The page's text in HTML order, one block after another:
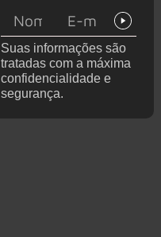
de de
deixar os
palcos
Suas informações são
tratadas com a máxima
confidencialidade e
segurança.